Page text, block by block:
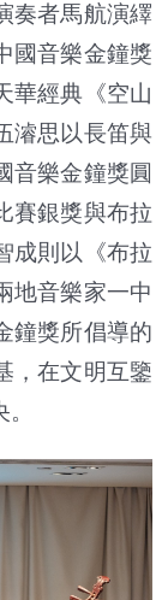
奏者馬航演繹
國音樂金鐘獎
華經典《空山
濬思以長笛與
音樂金鐘獎圓
賽銀獎與布拉
成則以《布拉
地音樂家一中
鐘獎所倡導的
，在文明互鑒